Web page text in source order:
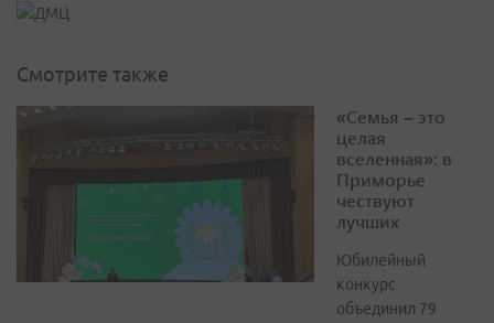
Смотрите также
«Семья – это
целая
вселенная»: в
Приморье
чествуют
лучших
Юбилейный
конкурс
объединил 79